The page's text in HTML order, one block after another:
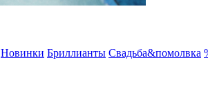
Новинки Бриллианты Свадьба&помолвка